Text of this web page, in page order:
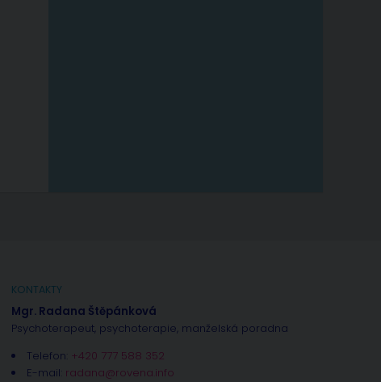
KONTAKTY
Mgr. Radana Štěpánková
Psychoterapeut, psychoterapie, manželská poradna
Telefon: +420 777 588 352
E-mail: radana@rovena.info